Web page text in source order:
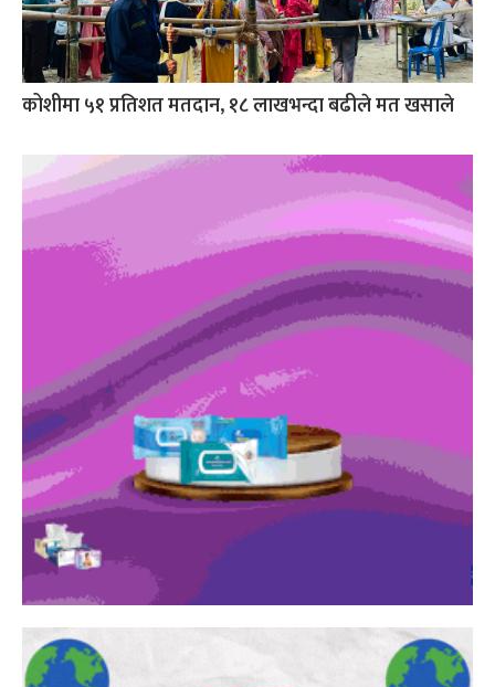
कोशीमा ५१ प्रतिशत मतदान, १८ लाखभन्दा बढीले मत खसाले